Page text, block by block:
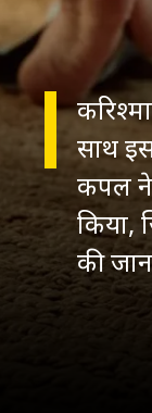
साथ
कपल ने
किया,
की